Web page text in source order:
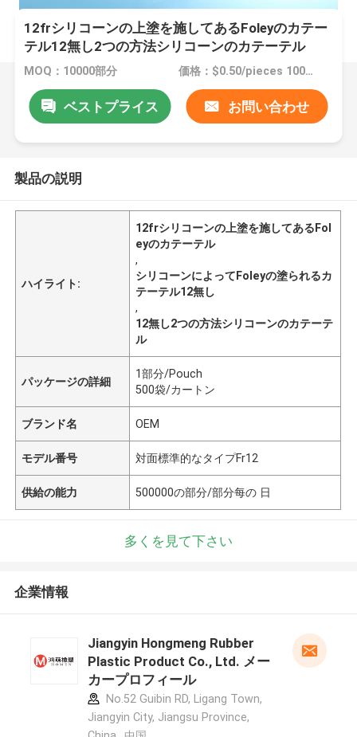
12frシリコーンの上塗を施してあるFoleyのカテー
テル12無し2つの方法シリコーンのカテーテル
MOQ：10000部分 価格：$0.50/pieces 10000-49999 pieces
ベストプライス お問い合わせ
製品の説明
ハイライト:
12frシリコーンの上塗を施してあるFol
eyのカテーテル
,
シリコーンによってFoleyの塗られるカ
テーテル12無し
,
12無し2つの方法シリコーンのカテーテ
ル
パッケージの詳細
1部分/Pouch
500袋/カートン
ブランド名 OEM
モデル番号 対面標準的なタイプFr12
供給の能力 500000の部分/部分每の 日
多くを見て下さい
企業情報
Jiangyin Hongmeng Rubber
Plastic Product Co., Ltd. メー
カープロフィール
No.52 Guibin RD, Ligang Town,
Jiangyin City, Jiangsu Province,